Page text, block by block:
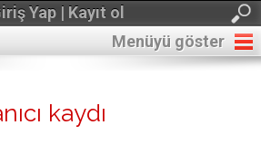
Yap | Kayıt ol
Menüyü göster
kaydı